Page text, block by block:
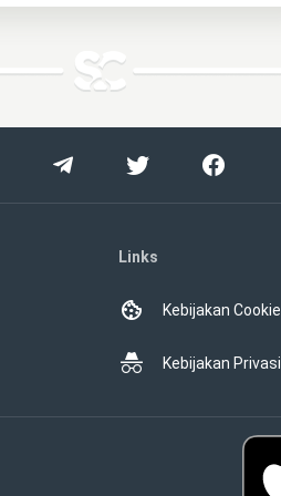
Links
Kebijakan Cookie
Kebijakan Privasi